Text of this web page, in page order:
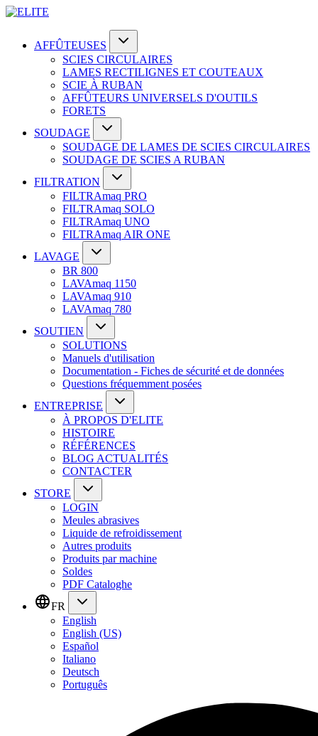
AFFÛTEUSES
SCIES CIRCULAIRES
LAMES RECTILIGNES ET COUTEAUX
SCIE À RUBAN
AFFÛTEURS UNIVERSELS D'OUTILS
FORETS
SOUDAGE
SOUDAGE DE LAMES DE SCIES CIRCULAIRES
SOUDAGE DE SCIES A RUBAN
FILTRATION
FILTRAmaq PRO
FILTRAmaq SOLO
FILTRAmaq UNO
FILTRAmaq AIR ONE
LAVAGE
BR 800
LAVAmaq 1150
LAVAmaq 910
LAVAmaq 780
SOUTIEN
SOLUTIONS
Manuels d'utilisation
Documentation - Fiches de sécurité et de données
Questions fréquemment posées
ENTREPRISE
À PROPOS D'ELITE
HISTOIRE
RÉFÉRENCES
BLOG ACTUALITÉS
CONTACTER
STORE
LOGIN
Meules abrasives
Liquide de refroidissement
Autres produits
Produits par machine
Soldes
PDF Cataloghe
FR
English
English (US)
Español
Italiano
Deutsch
Português